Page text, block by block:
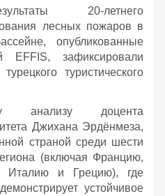
20-летнего
лесных пожаров в
опубликованные
EFFIS, зафиксировали
туристического
анализу доцента
Джихана Эрдёнмеза,
страной среди шести
(включая Францию,
Италию и Грецию), где
устойчивое